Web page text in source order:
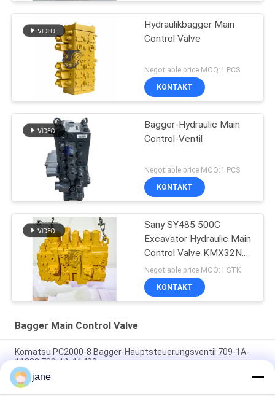
Hydraulikbagger Main
Control Valve
Negotiable price MOQ:1 PCS
KONTAKT
Bagger-Hydraulic Main
Control-Ventil
Negotiable price MOQ:1 PCS
KONTAKT
Sany SY485 500C
Excavator Hydraulic Main
Control Valve KMX32NA
High Quality
Negotiable price MOQ:1 STK
KONTAKT
Bagger Main Control Valve
Komatsu PC2000-8 Bagger-Hauptsteuerungsventil 709-1A-
11300 709-1A-11400
PC160LC-7 PC160-7 Steuerventil Bagger Komatsu, 723-57-
jane